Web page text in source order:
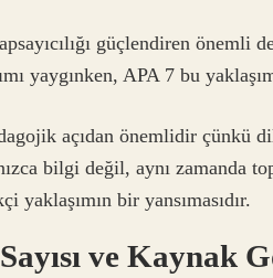
güçlendiren
yaygınken, APA 7 bu
açıdan önemlidir çünkü
bilgi değil, aynı zamanda
yaklaşımın bir yansımasıdır.
ve Kaynak